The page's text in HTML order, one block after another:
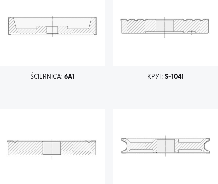
ŚCIERNICA:6A1 КРУГ: S-1041